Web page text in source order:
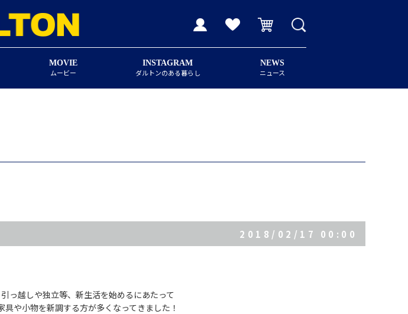
MOVIE
ムービー
INSTAGRAM
ダルトンのある暮らし
NEWS
ニュース
2018/02/17 00:00
引っ越しや独立等、新生活を始めるにあたって
具や小物を新調する方が多くなってきました！